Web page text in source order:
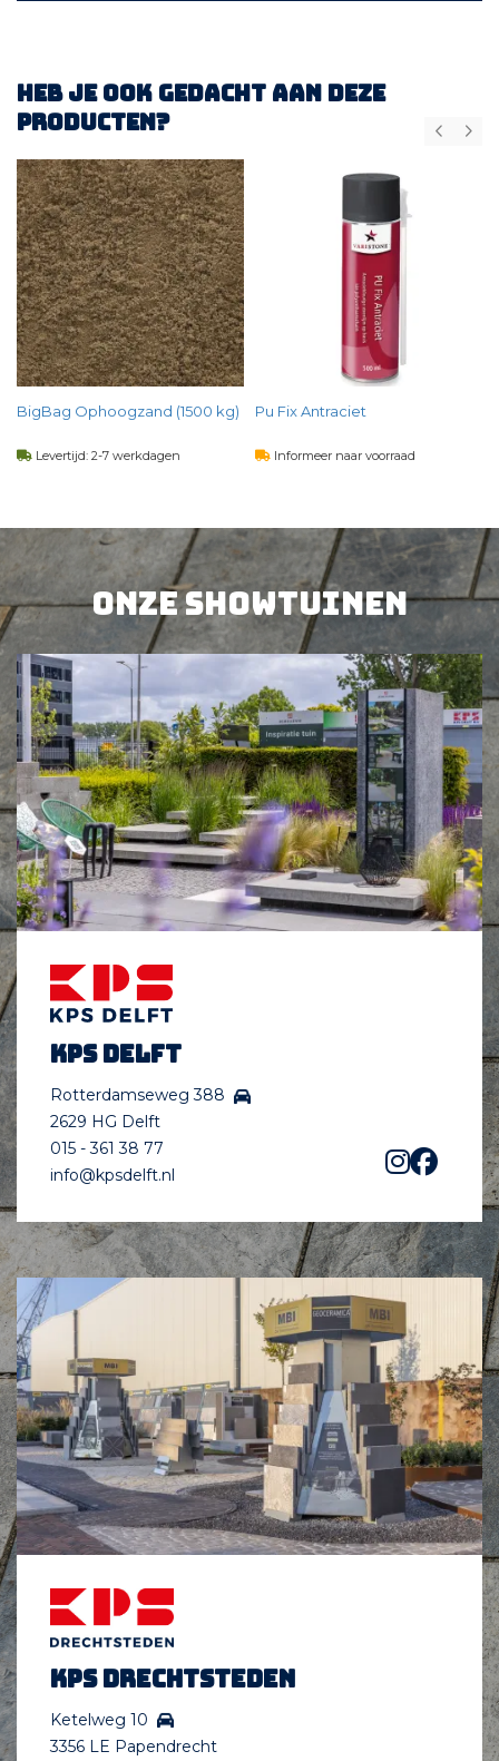
Heb je ook gedacht aan deze
producten?
BigBag Ophoogzand (1500 kg)
Levertijd: 2-7 werkdagen
BEKIJK PRODUCT
Pu Fix Antraciet
Informeer naar voorraad
BEKIJK PRODUCT
Onze showtuinen
KPS Delft
Rotterdamseweg 388
2629 HG Delft
015 - 361 38 77
info@kpsdelft.nl
KPS Drechtsteden
Ketelweg 10
3356 LE Papendrecht